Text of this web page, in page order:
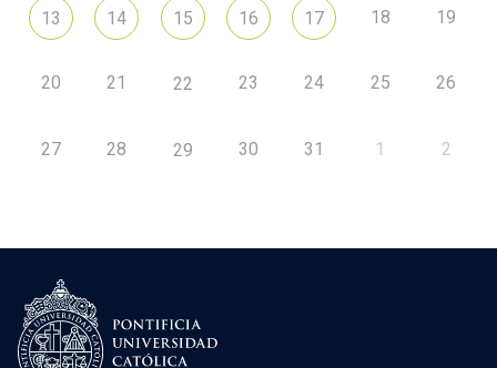
13 14 15 16 17 18 19
20 21 22 23 24 25 26
27 28 29 30 31 1 2